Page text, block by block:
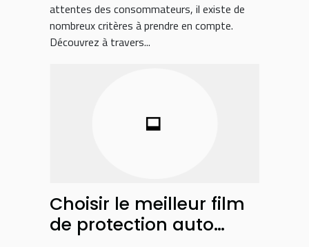
attentes des consommateurs, il existe de
nombreux critères à prendre en compte.
Découvrez à travers...
Choisir le meilleur film
de protection auto